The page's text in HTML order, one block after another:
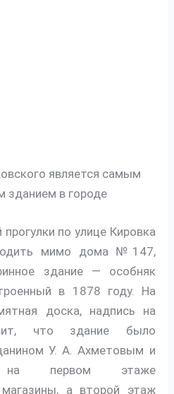
является самым
зданием в городе
по улице Кировка
мимо дома №147,
здание — особняк
в 1878 году. На
доска, надпись на
что здание было
У. А. Ахметовым и
на первом этаже
магазины, а второй этаж